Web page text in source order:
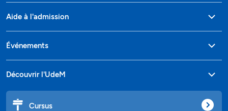
Aide à l'admission
Événements
Découvrir l'UdeM
Cursus